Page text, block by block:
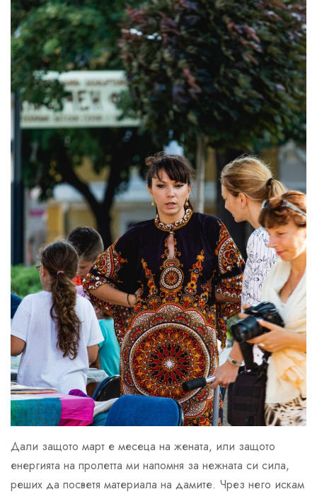
Дали защото март е месеца на жената, или защото
енергията на пролетта ми напомня за нежната си сила,
реших да посветя материала на дамите. Чрез него искам